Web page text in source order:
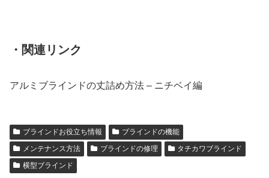
・関連リンク
アルミブラインドの丈詰め方法 – ニチベイ編
ブラインドお役立ち情報
ブラインドの機能
メンテナンス方法
ブラインドの修理
タチカワブラインド
横型ブラインド